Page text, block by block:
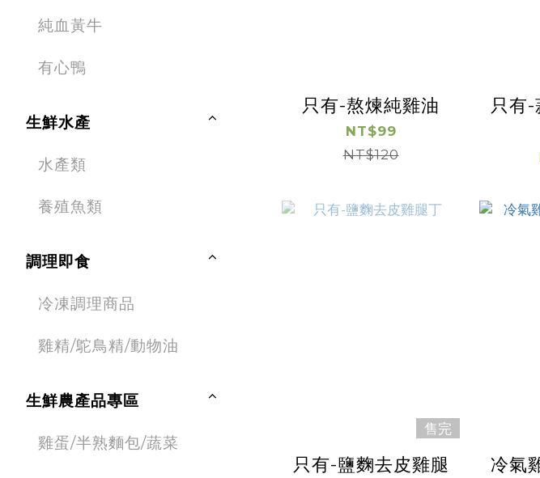
純血黃牛
有心鴨
生鮮水產
水產類
養殖魚類
調理即食
冷凍調理商品
雞精/鴕鳥精/動物油
生鮮農產品專區
雞蛋/半熟麵包/蔬菜
只有-熬煉純雞油
NT$99
NT$120
只有-
售完
只有-鹽麴去皮雞腿
冷氣